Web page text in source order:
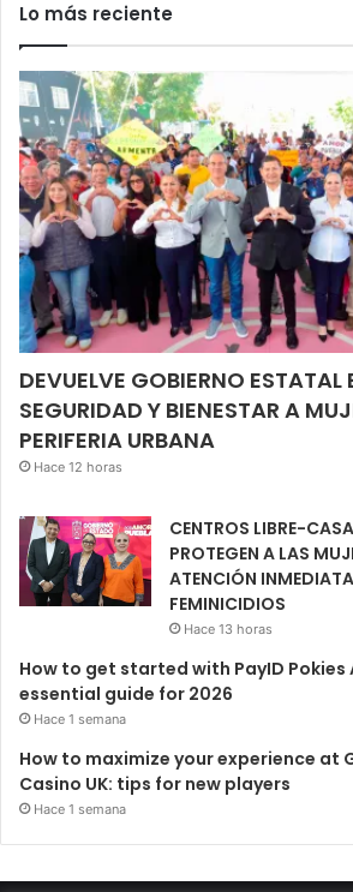
Lo más reciente
DEVUELVE GOBIERNO ESTATAL
SEGURIDAD Y BIENESTAR A
PERIFERIA URBANA
Hace 12 horas
CENTROS LIBRE-
PROTEGEN A LAS
ATENCIÓN
FEMINICIDIOS
Hace 13 horas
How to get started with PayID
essential guide for 2026
Hace 1 semana
How to maximize your experience at
Casino UK: tips for new players
Hace 1 semana